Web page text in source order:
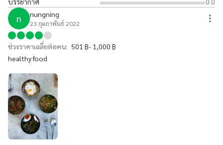
n nungning
23 กุมภาพันธ์ 2022
ช่วงราคาเฉลี่ยต่อคน: 501 ฿- 1,000 ฿
healthy food